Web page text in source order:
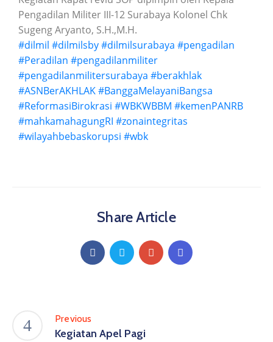
Pengadilan Militer III-12 Surabaya Kolonel Chk
Sugeng Aryanto, S.H.,M.H.
#dilmil #dilmilsby#dilmilsurabaya #pengadilan
#Peradilan #pengadilanmiliter
#pengadilanmilitersurabaya #berakhlak
#ASNBerAKHLAK#BanggaMelayaniBangsa
#ReformasiBirokrasi #WBKWBBM #kemenPANRB
#mahkamahagungRI #zonaintegritas
#wilayahbebaskorupsi #wbk
Share Article
Previous
Kegiatan Apel Pagi